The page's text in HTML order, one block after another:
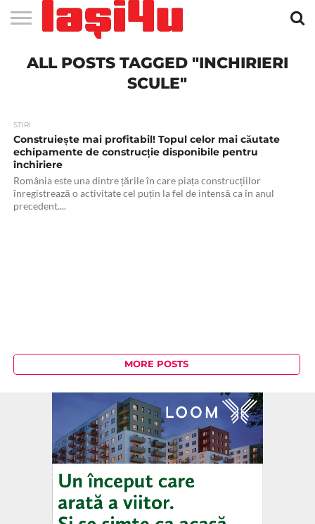
STIRI
APARTAMENTE
NOI IASI
STIRI
IASI
JOBS
IN
FILME
LA
CLUBURI /
DISCOTECI
BARURI /
CAFENELE
SALI DE
FORTA
SALOANE DE
INFRUMUSETARE
AGENTII
DE
RESTAURANTE
IN IASI
PIZZA
IN
PISCINA
IN IASI
FLORARII
RADIO
LIVE
SPALATORII
AUTO
TRACTARI
AUTO
TAXI
IN
CINEMA
TEATRU
HOTELURI
/
TEREN
SPORTIV
TEREN
TENIS
FARMACII
NON
COFFEE-
TO-GO
FIRME DE
PUBLICITATE
RENT
A
ALL POSTS TAGGED "INCHIRIERI
SCULE"
STIRI
Construiește mai profitabil! Topul celor mai căutate
echipamente de construcție disponibile pentru
închiriere
România este una dintre țările în care piața construcțiilor
înregistrează o activitate cel puțin la fel de intensă ca în anul
precedent....
MORE POSTS